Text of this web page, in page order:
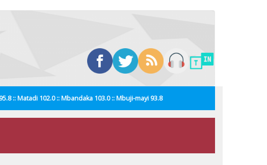
:: Matadi 102.0 :: Mbandaka 103.0 :: Mbuji-mayi 93.8